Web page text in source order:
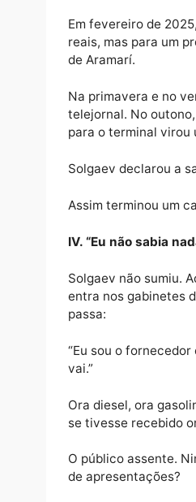
Até numa
proposta — uma
Mais tarde, no
logística entre
Ninguém
gosto.
reais, mas para
Na primavera e
telejornal. No
para o terminal
Assim terminou
IV. “Eu não sabia